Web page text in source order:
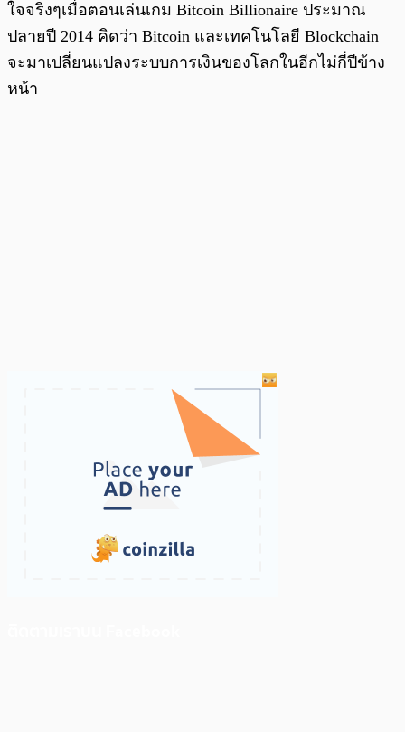
ใจจริงๆเมื่อตอนเล่นเกม Bitcoin Billionaire ประมาณ
ปลายปี 2014 คิดว่า Bitcoin และเทคโนโลยี Blockchain
จะมาเปลี่ยนแปลงระบบการเงินของโลกในอีกไม่กี่ปีข้าง
หน้า